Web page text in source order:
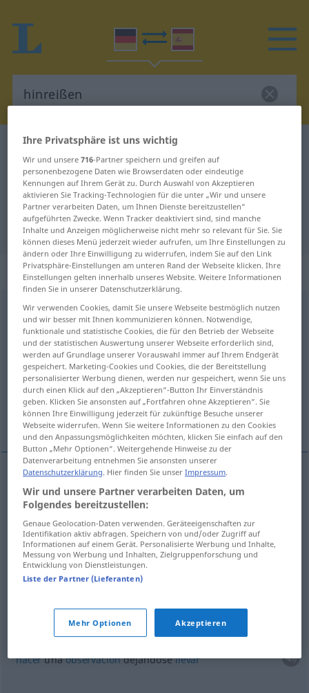
Deutsch-Spanisch Wörterbuch
Deutsch-Spanisch Übersetzung für
"hinreißen"
"hinreißen" Spanisch Übersetzung
„hinreißen“: transitives Verb
hinreißenv/t <irr,sep>
Übersicht aller Übersetzungen
(Für mehr Details die Übersetzung anklicken/antippen)
arrebatar, entusiasmar
Weitere Beispiele...
arrebatar, entusiasmar hinreißen (≈ begeistern)
Beispiele
sich hinreißenlassen verleiten
sich zu einerBemerkunghinreißenlassen
hacerunaobservacióndejándosellevar
Ihre Privatsphäre ist uns wichtig
Wir und unsere716-Partner speichern und greifen auf
personenbezogene Daten wie Browserdaten oder eindeutige
Kennungen auf Ihrem Gerät zu. Durch Auswahl von Akzeptieren
aktivieren Sie Tracking-Technologien für die unter „Wir und unsere
Partner verarbeiten Daten, um Ihnen Dienste bereitzustellen“
aufgeführten Zwecke. Wenn Tracker deaktiviert sind, sind manche
Inhalte und Anzeigen möglicherweise nicht mehr so relevant für Sie. Sie
können dieses Menü jederzeit wieder aufrufen, um Ihre Einstellungen zu
ändern oder Ihre Einwilligung zu widerrufen, indem Sie auf den Link
Privatsphäre-Einstellungen am unteren Rand der Webseite klicken. Ihre
Einstellungen gelten innerhalb unseres Website. Weitere Informationen
finden Sie in unserer Datenschutzerklärung.
Wir verwenden Cookies, damit Sie unsere Webseite bestmöglich nutzen
und wir besser mit Ihnen kommunizieren können. Notwendige,
funktionale und statistische Cookies, die für den Betrieb der Webseite
und der statistischen Auswertung unserer Webseite erforderlich sind,
werden auf Grundlage unserer Vorauswahl immer auf Ihrem Endgerät
gespeichert. Marketing-Cookies und Cookies, die der Bereitstellung
personalisierter Werbung dienen, werden nur gespeichert, wenn Sie uns
durch einen Klick auf den „Akzeptieren“-Button Ihr Einverständnis
geben. Klicken Sie ansonsten auf „Fortfahren ohne Akzeptieren“. Sie
können Ihre Einwilligung jederzeit für zukünftige Besuche unserer
Webseite widerrufen. Wenn Sie weitere Informationen zu den Cookies
und den Anpassungsmöglichkeiten möchten, klicken Sie einfach auf den
Button „Mehr Optionen“. Weitergehende Hinweise zu der
Datenverarbeitung entnehmen Sie ansonsten unserer
Datenschutzerklärung. Hier finden Sie unserImpressum.
Wir und unsere Partner verarbeiten Daten, um
Folgendes bereitzustellen:
Genaue Geolocation-Daten verwenden. Geräteeigenschaften zur
Identifikation aktiv abfragen. Speichern von und/oder Zugriff auf
Informationen auf einem Gerät. Personalisierte Werbung und Inhalte,
Messung von Werbung und Inhalten, Zielgruppenforschung und
Entwicklung von Dienstleistungen.
Liste der Partner (Lieferanten)
Mehr Optionen Akzeptieren